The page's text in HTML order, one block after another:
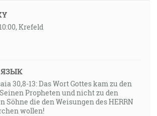
Krefeld
30,8-13: Das Wort Gottes kam zu den
Propheten und nicht zu den
Söhne die den Weisungen des HERRN
wollen!